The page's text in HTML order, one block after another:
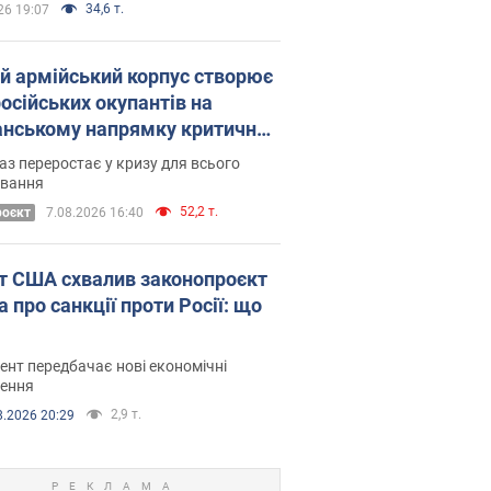
19:07 34,6 т.
армійський корпус створює
окупантів на
напрямку критичний
як це вдалося
переростає у кризу для всього
7.08.2026 16:40 52,2 т.
США схвалив законопроєкт
про санкції проти Росії: що
передбачає нові економічні
20:29 2,9 т.